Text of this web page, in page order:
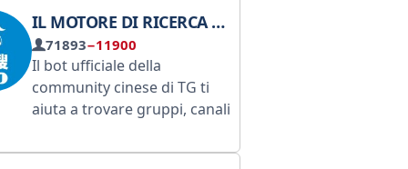
Recentemente, la nostra
azienda è stata presa di mira
da numerosi truffatori. Per
evitare di essere truffati,
potete contattare il nostro
IL MOTORE DI RICERCA PIÙ POPOLARE: RICERCA RAPIDA
71893−11900
Il bot ufficiale della
community cinese di TG ti
aiuta a trovare gruppi, canali
Sentiti libero di aggiungere